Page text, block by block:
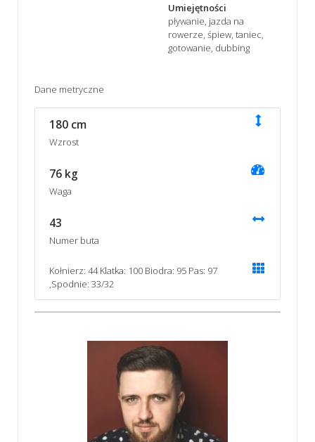
Umiejętności
pływanie, jazda na
rowerze, śpiew, taniec,
gotowanie, dubbing
Dane metryczne
180 cm
Wzrost
76 kg
Waga
43
Numer buta
Kołnierz: 44 Klatka: 100 Biodra: 95 Pas: 97
,Spodnie: 33/32